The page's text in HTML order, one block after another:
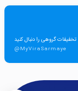
تخفیفات گروهی را دنبال کنید
@MyViraSarmaye